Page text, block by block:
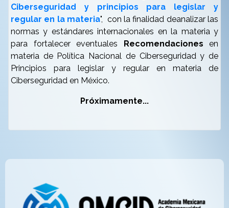
Ciberseguridad y principios para legislar y
regular en la materia", con la finalidad deanalizar las
normas y estándares internacionales en la materia y
para fortalecer eventuales Recomendaciones en
materia de Política Nacional de Ciberseguridad y de
Principios para legislar y regular en materia de
Ciberseguridad en México.
Próximamente...